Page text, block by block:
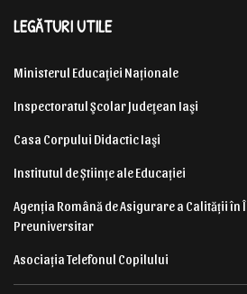
LEGĂTURI UTILE
Ministerul Educaţiei Naționale
Inspectoratul Şcolar Judeţean Iaşi
Casa Corpului Didactic Iaşi
Institutul de Științe ale Educației
Agenția Română de Asigurare a Calității în
Preuniversitar
Asociația Telefonul Copilului